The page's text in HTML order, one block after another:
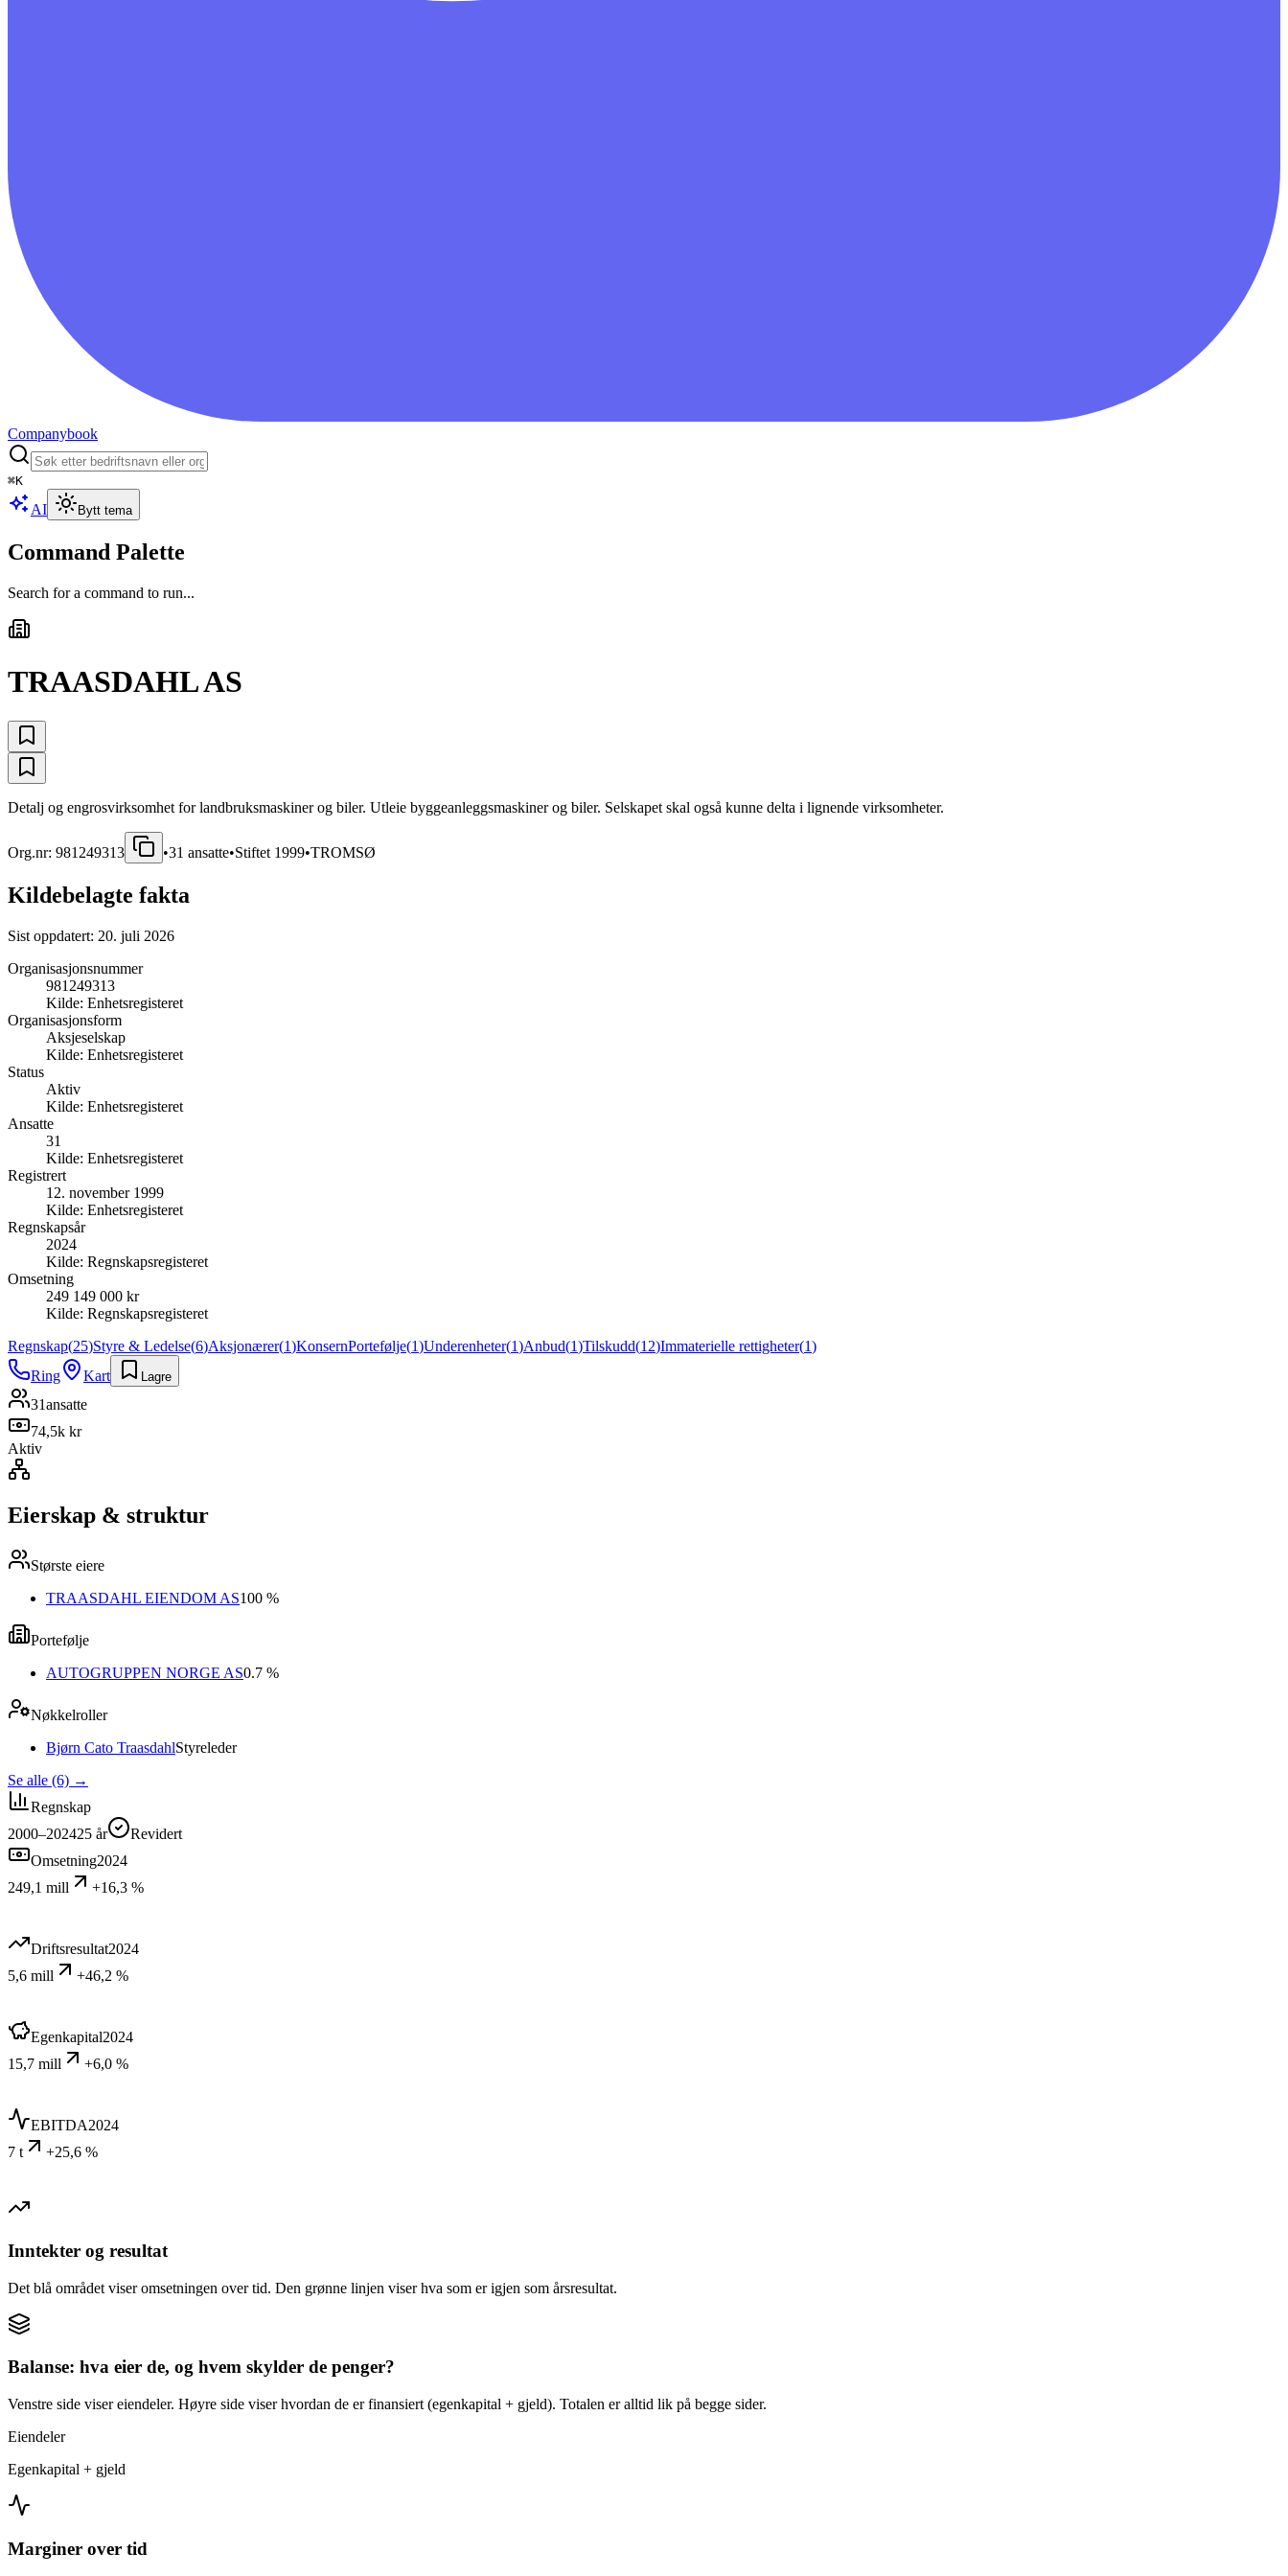
Companybook
⌘K
AI Bytt tema
Command Palette
Search for a command to run...
TRAASDAHL AS
Detalj og engrosvirksomhet for landbruksmaskiner og biler. Utleie byggeanleggsmaskiner og biler. Selskapet skal også kunne delta i lignende virksomheter.
Org.nr: 981249313 •31 ansatte•Stiftet 1999•TROMSØ
Kildebelagte fakta
Sist oppdatert: 20. juli 2026
Organisasjonsnummer
981249313
Kilde: Enhetsregisteret
Organisasjonsform
Aksjeselskap
Kilde: Enhetsregisteret
Status
Aktiv
Kilde: Enhetsregisteret
Ansatte
31
Kilde: Enhetsregisteret
Registrert
12. november 1999
Kilde: Enhetsregisteret
Regnskapsår
2024
Kilde: Regnskapsregisteret
Omsetning
249 149 000 kr
Kilde: Regnskapsregisteret
Regnskap(25)Styre & Ledelse(6)Aksjonærer(1)KonsernPortefølje(1)Underenheter(1)Anbud(1)Tilskudd(12)Immaterielle rettigheter(1)
Ring
Kart Lagre
31ansatte
74,5k kr
Aktiv
Eierskap & struktur
Største eiere
TRAASDAHL EIENDOM AS100 %
Portefølje
AUTOGRUPPEN NORGE AS0.7 %
Nøkkelroller
Bjørn Cato TraasdahlStyreleder
Se alle (6) →
Regnskap
2000–202425 år
Revidert
Omsetning2024
249,1 mill
+16,3 %
Driftsresultat2024
5,6 mill
+46,2 %
Egenkapital2024
15,7 mill
+6,0 %
EBITDA2024
7 t
+25,6 %
Inntekter og resultat
Det blå området viser omsetningen over tid. Den grønne linjen viser hva som er igjen som årsresultat.
Balanse: hva eier de, og hvem skylder de penger?
Venstre side viser eiendeler. Høyre side viser hvordan de er finansiert (egenkapital + gjeld). Totalen er alltid lik på begge sider.
Eiendeler
Egenkapital + gjeld
Marginer over tid